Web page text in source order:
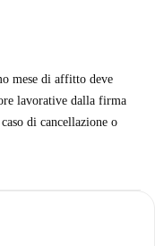
mese di affitto deve
lavorative dalla firma
di cancellazione o